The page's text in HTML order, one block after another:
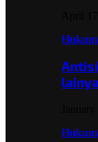
Hukum
Hukum